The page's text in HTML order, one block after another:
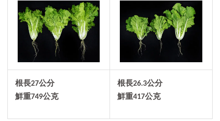
根長27公分
鮮重749公克
根長26.3公分
鮮重417公克